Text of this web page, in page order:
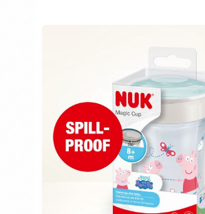
Додај во желби
Додај за споредба